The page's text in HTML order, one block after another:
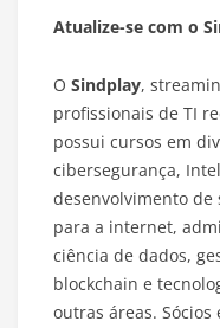
Atualize-se com o
O Sindplay,
profissionais de TI
possui cursos em
cibersegurança,
desenvolvimento de
para a internet,
ciência de dados,
blockchain e
outras áreas.